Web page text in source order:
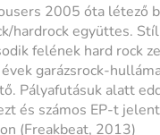
2005 óta létező
hardrock együttes.
felének hard rock
garázsrock-
Pályafutásuk alatt
és számos EP-t
(Freakbeat, 2013)